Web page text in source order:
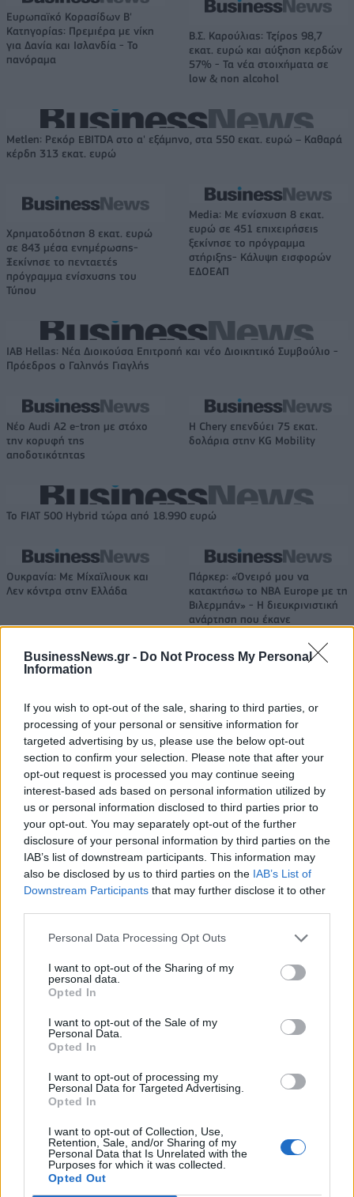
BusinessNews.gr - Do Not Process My Personal
Information
If you wish to opt-out of the sale, sharing to third parties, or
processing of your personal or sensitive information for
targeted advertising by us, please use the below opt-out
section to confirm your selection. Please note that after your
opt-out request is processed you may continue seeing
interest-based ads based on personal information utilized by
us or personal information disclosed to third parties prior to
your opt-out. You may separately opt-out of the further
disclosure of your personal information by third parties on the
IAB’s list of downstream participants. This information may
also be disclosed by us to third parties on the IAB’s List of
Downstream Participants that may further disclose it to other
Personal Data Processing Opt Outs
I want to opt-out of the Sharing of my
personal data.
Opted In
I want to opt-out of the Sale of my
Personal Data.
Opted In
I want to opt-out of processing my
Personal Data for Targeted Advertising.
Opted In
I want to opt-out of Collection, Use,
Retention, Sale, and/or Sharing of my
Personal Data that Is Unrelated with the
Purposes for which it was collected.
Opted Out
Ευρωπαϊκό Κορασίδων Β'
Κατηγορίας: Πρεμιέρα με νίκη
για Δανία και Ισλανδία - Το
πανόραμα
Β.Σ. Καρούλιας: Τζίρος 98,7
εκατ. ευρώ και αύξηση κερδών
57% - Τα νέα στοιχήματα σε
low & non alcohol
Metlen: Ρεκόρ EBITDA στο α' εξάμηνο, στα 550 εκατ. ευρώ – Καθαρά
κέρδη 313 εκατ. ευρώ
Χρηματοδότηση 8 εκατ. ευρώ
σε 843 μέσα ενημέρωσης-
Ξεκίνησε το πενταετές
πρόγραμμα ενίσχυσης του
Τύπου
Media: Με ενίσχυση 8 εκατ.
ευρώ σε 451 επιχειρήσεις
ξεκίνησε το πρόγραμμα
στήριξης- Κάλυψη εισφορών
ΕΔΟΕΑΠ
IAB Hellas: Νέα Διοικούσα Επιτροπή και νέο Διοικητικό Συμβούλιο -
Πρόεδρος ο Γαληνός Γιαγλής
Νέο Audi A2 e-tron με στόχο
την κορυφή της
αποδοτικότητας
Η Chery επενδύει 75 εκατ.
δολάρια στην KG Mobility
Το FIAT 500 Hybrid τώρα από 18.990 ευρώ
Ουκρανία: Με Μίχαϊλιουκ και
Λεν κόντρα στην Ελλάδα
Πάρκερ: «Όνειρό μου να
κατακτήσω το ΝΒΑ Europe με τη
Βιλερμπάν» - Η διευκρινιστική
ανάρτηση που έκανε
Viohalco: Αυξημένος κατά 14%
ο τζίρος στο α' εξάμηνο, στα 4,3
δισ. ευρώ – Στα 446 εκατ. ευρώ
τα EBITDA
ΥΠΕΘΟΟ: Νέες επενδύσεις 1
δισ. ευρώ ως το 2028 για την
Ενέργεια
Η συμφωνία Arval-Athlon αναδιαμορφώνει την αγορά leasing
VW: Η δύσκολη εξίσωση της
18η συνεχόμενη χρονιά για τον
FTSE4Good
Alpha Bank: Για πρώτη φορά το Αρχαίο Θέατρο Επιδαύρου άνοιξε τις
πύλες του σε όλους
ESG Report 2025: Πώς η ΑΒ Βασιλόπουλος μετατρέπει τη